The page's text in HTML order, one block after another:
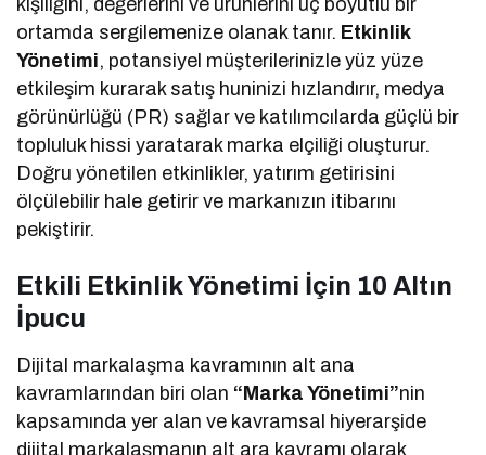
kişiliğini, değerlerini ve ürünlerini üç boyutlu bir
ortamda sergilemenize olanak tanır. Etkinlik
Yönetimi, potansiyel müşterilerinizle yüz yüze
etkileşim kurarak satış huninizi hızlandırır, medya
görünürlüğü (PR) sağlar ve katılımcılarda güçlü bir
topluluk hissi yaratarak marka elçiliği oluşturur.
Doğru yönetilen etkinlikler, yatırım getirisini
ölçülebilir hale getirir ve markanızın itibarını
pekiştirir.
Etkili Etkinlik Yönetimi İçin 10 Altın
İpucu
Dijital markalaşma kavramının alt ana
kavramlarından biri olan “Marka Yönetimi”nin
kapsamında yer alan ve kavramsal hiyerarşide
dijital markalaşmanın alt ara kavramı olarak